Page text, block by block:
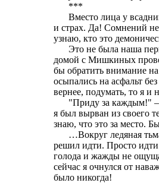
***
Вместо лица у
и страх. Да! Сомнений не
узнаю, кто это
Это не была наша
домой с Мишкиных
бы обратить внимание
осыпались на асфальт
вернее, подумать, то я и
"Приду за каждым!" –
я был вырван из своего
знаю, что это за место.
…Вокруг ледяная
решил идти. Просто
голода и жажды не
сейчас я очнулся от
было никогда!